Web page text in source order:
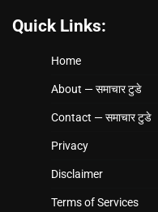
Quick Links:
Home
About — समाचार टुडे
Contact — समाचार टुडे
Privacy
Disclaimer
Terms of Services